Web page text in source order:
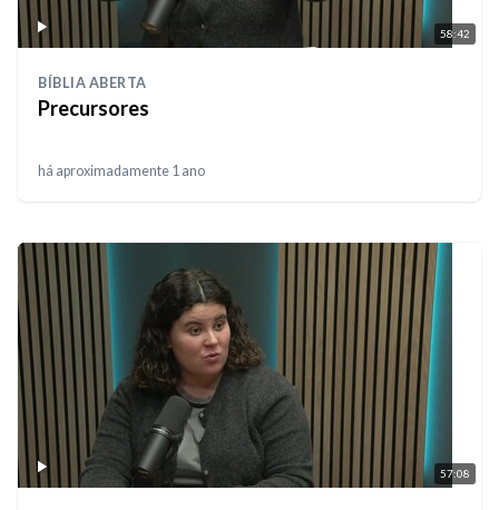
58:42
BÍBLIA ABERTA
Precursores
há aproximadamente 1 ano
57:08